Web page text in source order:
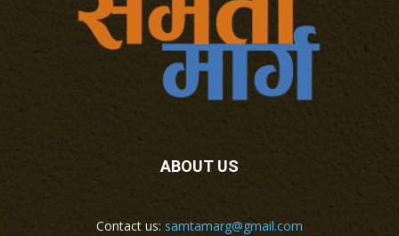
ABOUT US
Contact us: samtamarg@gmail.com